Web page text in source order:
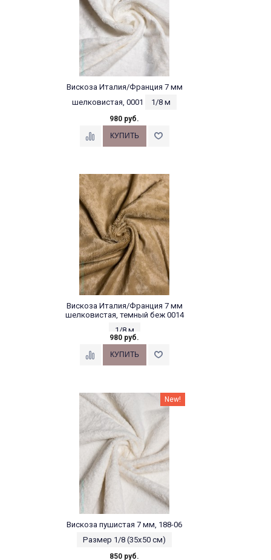
Вискоза Италия/Франция 7 мм
шелковистая, 0001
1/8 м
980 руб.
Вискоза Италия/Франция 7 мм
шелковистая, темный беж 0014
1/8 м
980 руб.
New!
Вискоза пушистая 7 мм, 188-06
Размер 1/8 (35х50 см)
850 руб.